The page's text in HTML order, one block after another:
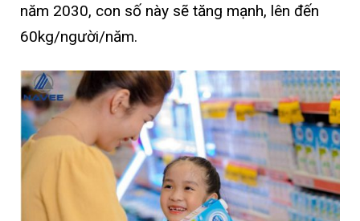
năm 2030, con số này sẽ tăng mạnh, lên đến
60kg/người/năm.